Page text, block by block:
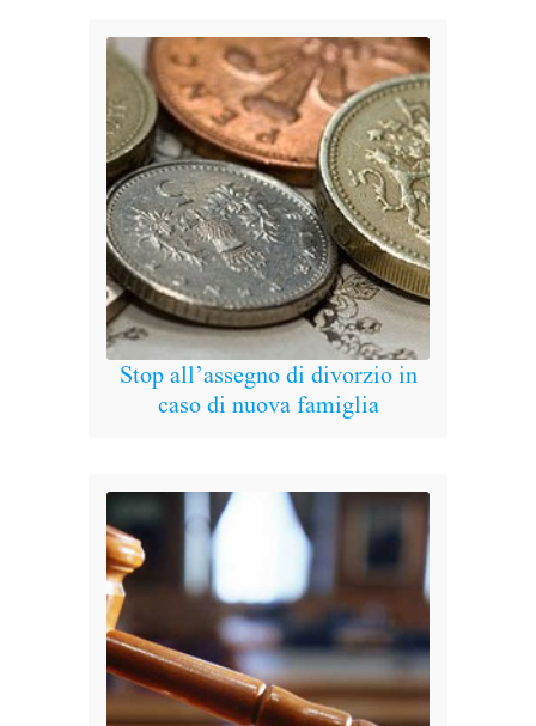
Stop all’assegno di divorzio in
caso di nuova famiglia